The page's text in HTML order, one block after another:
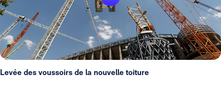
Levée des voussoirs de la nouvelle toiture